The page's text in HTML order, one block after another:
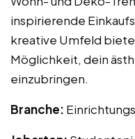
inspirierende
kreative Umfeld
Möglichkeit, dein
einzubringen.
Branche: